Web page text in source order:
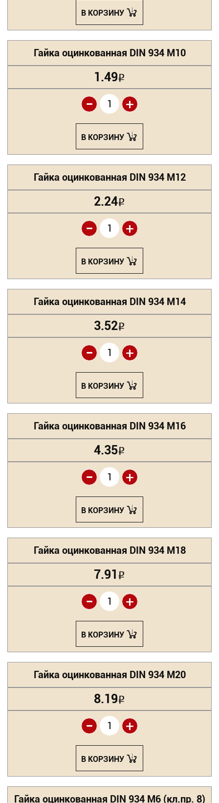
В КОРЗИНУ
Гайка оцинкованная DIN 934 М10
1.49Р
+
-
В КОРЗИНУ
Гайка оцинкованная DIN 934 М12
2.24Р
+
-
В КОРЗИНУ
Гайка оцинкованная DIN 934 М14
3.52Р
+
-
В КОРЗИНУ
Гайка оцинкованная DIN 934 М16
4.35Р
+
-
В КОРЗИНУ
Гайка оцинкованная DIN 934 М18
7.91 Р
+
-
В КОРЗИНУ
Гайка оцинкованная DIN 934 М20
8.19Р
+
-
В КОРЗИНУ
Гайка оцинкованная DIN 934 М6 (кл.пр. 8)